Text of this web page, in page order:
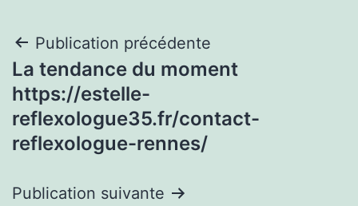
Navigation
de
l’article
Publication précédente
La tendance du moment
https://estelle-
reflexologue35.fr/contact-
reflexologue-rennes/
Publication suivante